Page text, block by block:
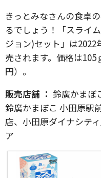
きっとみなさんの食卓
るでしょう！「スライ
ジョン)セット」は
売されます。価格は
円）。
販売店舗 ： 鈴廣かまぼ
鈴廣かまぼこ 小田原駅
店、小田原ダイナシテ
ア